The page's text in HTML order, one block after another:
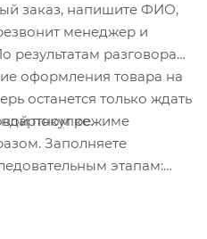
заказ, напишите ФИО,
менеджер и
результатам разговора
оформления товара на
останется только ждать
покупке.режиме
Заполняете
этапам: